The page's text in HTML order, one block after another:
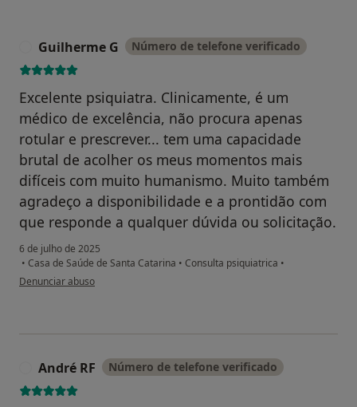
Guilherme G Número de telefone verificado
Excelente psiquiatra. Clinicamente, é um
médico de excelência, não procura apenas
rotular e prescrever... tem uma capacidade
brutal de acolher os meus momentos mais
difíceis com muito humanismo. Muito também
agradeço a disponibilidade e a prontidão com
que responde a qualquer dúvida ou solicitação.
6 de julho de 2025
• Casa de Saúde de Santa Catarina • Consulta psiquiatrica •
na opinião do utilizador Guilherme G
Denunciar abuso
André RF Número de telefone verificado